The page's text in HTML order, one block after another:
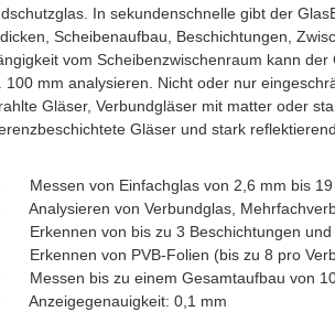
In sekundenschnelle gibt der
Scheibenaufbau, Beschichtungen,
vom Scheibenzwischenraum kann
100 mm analysieren. Nicht oder nur
Gläser, Verbundgläser mit matter oder
Gläser und stark
Messen von Einfachglas von 2,6 mm bis 19
Analysieren von Verbundglas,
Erkennen von bis zu 3 Beschichtungen und
Erkennen von PVB-Folien (bis zu 8 pro
Messen bis zu einem Gesamtaufbau von
Anzeigegenauigkeit: 0,1 mm